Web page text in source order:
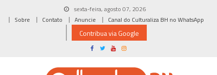
sexta-feira, agosto 07, 2026
Sobre
Contato Anuncie Canal do Culturaliza BH no WhatsApp
Contribua via Google